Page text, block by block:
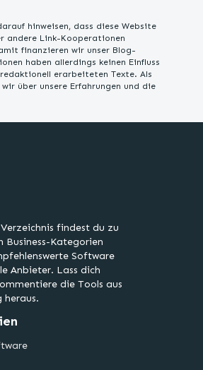
hinweisen, dass diese Website
andere Link-Kooperationen
finanzieren wir unser Blog-
haben allerdings keinen Einfluss
erarbeiteten Texte. Als
über unsere Erfahrungen und die
findest du zu
Business-Kategorien
Software
Anbieter. Lass dich
die Tools aus
heraus.